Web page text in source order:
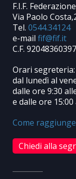
F.I.F.
Via Paolo
Tel. 0544.34124
e-mail
C.F. 92048360397
Orari segreteria:
dal lunedì al
dalle ore 9:30
e dalle ore 15:00
Come
Chiedi alla